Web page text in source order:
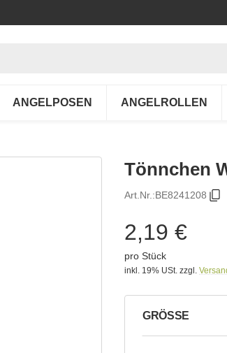
ANGELPOSEN ANGELROLLEN
Tönnchen
Art.Nr.:BE8241208
2,19 €
pro Stück
inkl. 19% USt. zzgl.
GRÖSSE